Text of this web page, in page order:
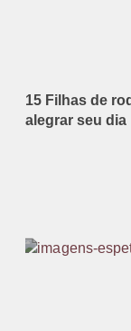
15 Filhas de
alegrar seu dia